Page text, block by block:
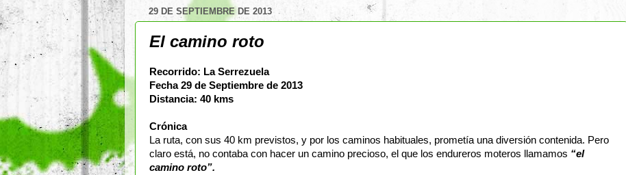
29 DE SEPTIEMBRE DE 2013
El camino roto
Recorrido: La Serrezuela
Fecha 29 de Septiembre de 2013
Distancia: 40 kms
Crónica
La ruta, con sus 40 km previstos, y por los caminos habituales, prometía una diversión contenida. Pero
claro está, no contaba con hacer un camino precioso, el que los endureros moteros llamamos “el
camino roto”.